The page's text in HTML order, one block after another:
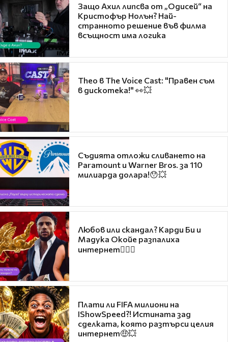
Защо Ахил липсва от „Одисей“ на
Кристофър Нолън? Най-
странното решение във филма
всъщност има логика
Theo в The Voice Cast: "Правен съм
в дискотека!" 👀💥
Съдията отложи сливането на
Paramount и Warner Bros. за 110
милиарда долара!😯💥
Любов или скандал? Карди Би и
Мадука Окойе разпалиха
интернет❤️‍🔥🔥
Плати ли FIFA милиони на
IShowSpeed?! Истината зад
сделката, която разтърси целия
интернет🤑💥